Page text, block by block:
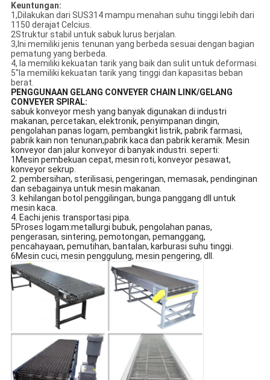
Keuntungan:
1,Dilakukan dari SUS314 mampu menahan suhu tinggi lebih dari
1150 derajat Celcius.
2Struktur stabil untuk sabuk lurus berjalan.
3,Ini memiliki jenis tenunan yang berbeda sesuai dengan bagian
pematung yang berbeda.
4, Ia memiliki kekuatan tarik yang baik dan sulit untuk deformasi.
5"Ia memiliki kekuatan tarik yang tinggi dan kapasitas beban
berat.
PENGGUNAAN GELANG CONVEYER CHAIN LINK/GELANG
CONVEYER SPIRAL:
sabuk konveyor mesh yang banyak digunakan di industri
makanan, percetakan, elektronik, penyimpanan dingin,
pengolahan panas logam, pembangkit listrik, pabrik farmasi,
pabrik kain non tenunan,pabrik kaca dan pabrik keramik. Mesin
konveyor dan jalur konveyor di banyak industri. seperti:
1Mesin pembekuan cepat, mesin roti, konveyor pesawat,
konveyor sekrup.
2. pembersihan, sterilisasi, pengeringan, memasak, pendinginan
dan sebagainya untuk mesin makanan.
3. kehilangan botol penggilingan, bunga panggang dll untuk
mesin kaca.
4. Eachi jenis transportasi pipa.
5Proses logam:metallurgi bubuk, pengolahan panas,
pengerasan, sintering, pemotongan, pemanggang,
pencahayaan, pemutihan, bantalan, karburasi suhu tinggi.
6Mesin cuci, mesin penggulung, mesin pengering, dll.